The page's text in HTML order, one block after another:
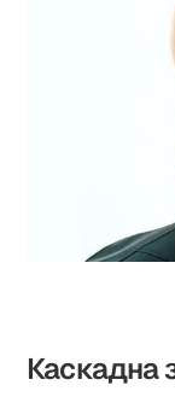
Каскадна